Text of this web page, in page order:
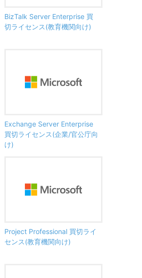
BizTalk Server Enterprise 買
切ライセンス(教育機関向け)
Exchange Server Enterprise
買切ライセンス(企業/官公庁向
け)
Project Professional 買切ライ
センス(教育機関向け)